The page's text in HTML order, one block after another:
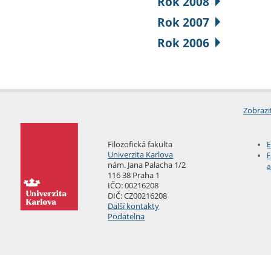
Rok 2007
Rok 2006
Filozofická fakulta
Univerzita Karlova
nám. Jana Palacha 1/2
116 38 Praha 1
IČO: 00216208
DIČ: CZ00216208
Další kontakty
Podatelna